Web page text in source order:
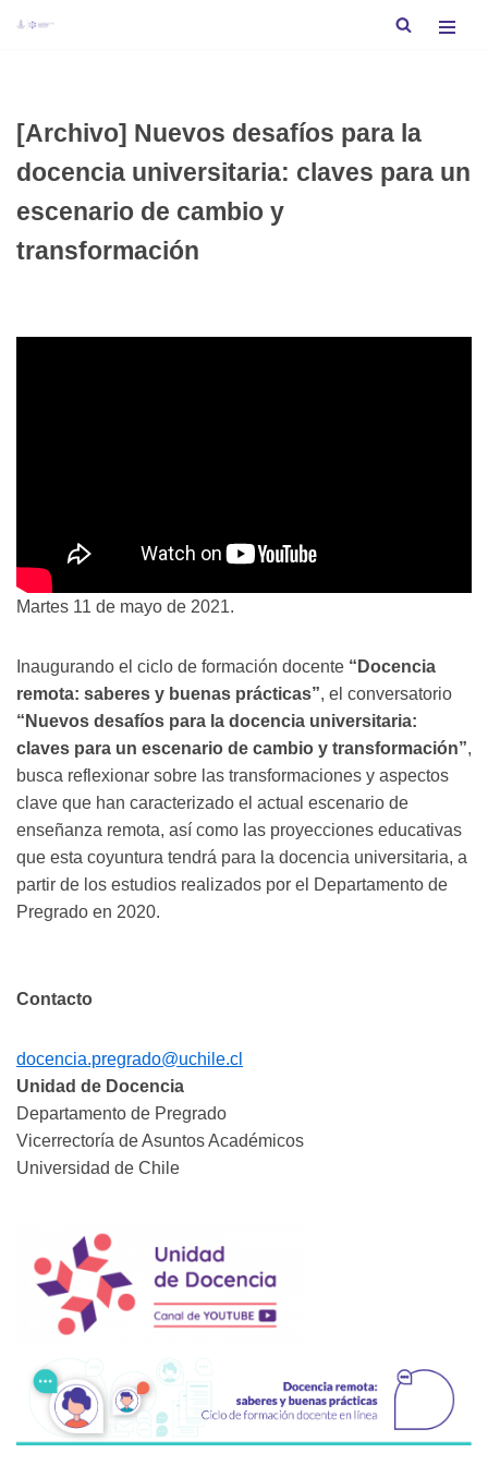
[Archivo] Nuevos desafíos para la
docencia universitaria: claves para un
escenario de cambio y
transformación
Martes 11 de mayo de 2021.
Inaugurando el ciclo de formación docente “Docencia
remota: saberes y buenas prácticas”, el conversatorio
“Nuevos desafíos para la docencia universitaria:
claves para un escenario de cambio y transformación”,
busca reflexionar sobre las transformaciones y aspectos
clave que han caracterizado el actual escenario de
enseñanza remota, así como las proyecciones educativas
que esta coyuntura tendrá para la docencia universitaria, a
partir de los estudios realizados por el Departamento de
Pregrado en 2020.
Contacto
docencia.pregrado@uchile.cl
Unidad de Docencia
Departamento de Pregrado
Vicerrectoría de Asuntos Académicos
Universidad de Chile